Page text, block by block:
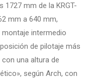
1727 mm de la KRGT-
mm a 640 mm,
montaje intermedio
de pilotaje más
una altura de
según Arch, con